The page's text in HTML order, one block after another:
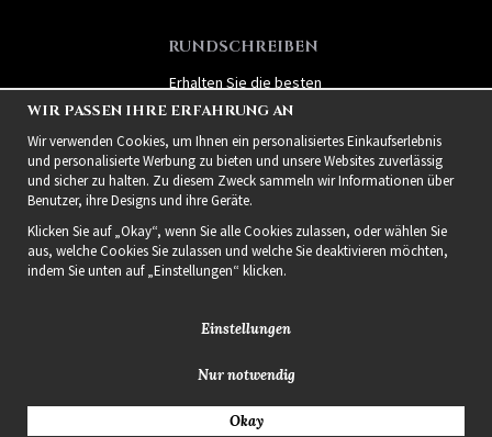
RUNDSCHREIBEN
Erhalten Sie die besten
Angebote und spannende
neue Produkte!
2021 Delightful Hair
WIR PASSEN IHRE ERFAHRUNG AN
Wir verwenden Cookies, um Ihnen ein personalisiertes Einkaufserlebnis
und personalisierte Werbung zu bieten und unsere Websites zuverlässig
und sicher zu halten. Zu diesem Zweck sammeln wir Informationen über
Benutzer, ihre Designs und ihre Geräte.
Klicken Sie auf „Okay“, wenn Sie alle Cookies zulassen, oder wählen Sie
aus, welche Cookies Sie zulassen und welche Sie deaktivieren möchten,
indem Sie unten auf „Einstellungen“ klicken.
Einstellungen
Nur notwendig
Okay